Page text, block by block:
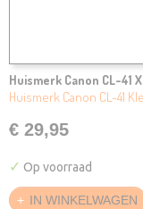
Huismerk Canon CL-41
Huismerk Canon CL-41
€ 29,95
✓ Op voorraad
IN WINKELWAGEN